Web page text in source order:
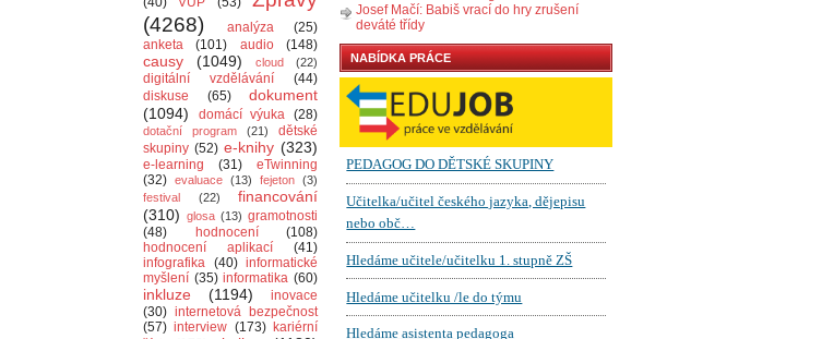
(4268)
analýza
(25)
anketa
(101) audio (148)
causy (1049) cloud (22)
digitální vzdělávání
(44)
diskuse
(65)
dokument
(1094)
domácí výuka (28)
dotační program (21)
dětské
skupiny (52) e-knihy (323)
e-learning (31)
eTwinning
(32) evaluace (13) fejeton (3)
festival
(22)
financování
(310) glosa (13) gramotnosti
(48)
hodnocení
(108)
hodnocení aplikací
(41)
infografika (40) informatické
myšlení (35) informatika (60)
inkluze (1194)
inovace
(30) internetová bezpečnost
(57) interview (173) kariérní
Josef Mačí: Babiš vrací do hry zrušení
deváté třídy
NABÍDKA PRÁCE